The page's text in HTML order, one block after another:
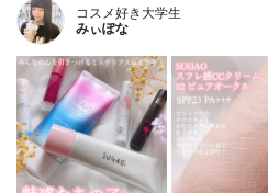
コスメ好き大学生
みぃぽな